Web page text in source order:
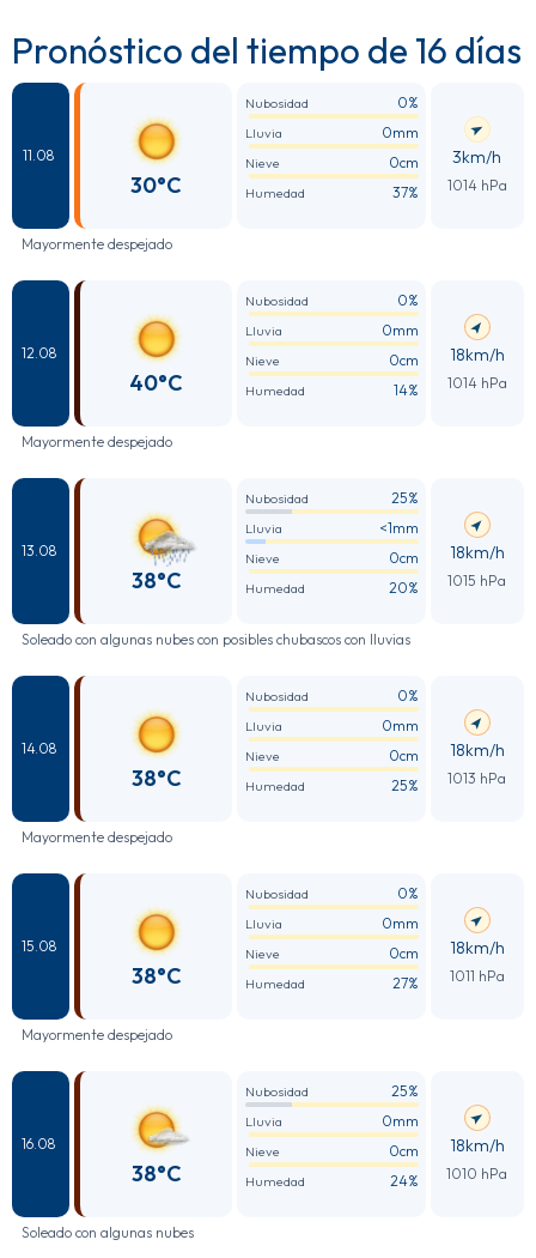
Pronóstico del tiempo de 16 días
11.08
30°C
Nubosidad 0%
Lluvia 0mm
Nieve 0cm
Humedad 37%
3km/h
1014 hPa
Mayormente despejado
12.08
40°C
Nubosidad 0%
Lluvia 0mm
Nieve 0cm
Humedad 14%
18km/h
1014 hPa
Mayormente despejado
13.08
38°C
Nubosidad 25%
Lluvia <1mm
Nieve 0cm
Humedad 20%
18km/h
1015 hPa
Soleado con algunas nubes con posibles chubascos con lluvias
14.08
38°C
Nubosidad 0%
Lluvia 0mm
Nieve 0cm
Humedad 25%
18km/h
1013 hPa
Mayormente despejado
15.08
38°C
Nubosidad 0%
Lluvia 0mm
Nieve 0cm
Humedad 27%
18km/h
1011 hPa
Mayormente despejado
16.08
38°C
Nubosidad 25%
Lluvia 0mm
Nieve 0cm
Humedad 24%
18km/h
1010 hPa
Soleado con algunas nubes